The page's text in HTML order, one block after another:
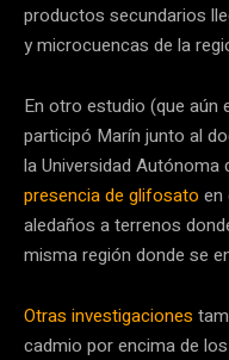
productos secundarios
y microcuencas de la
En otro estudio (que aún
participó Marín junto al
la Universidad Autónoma
presencia de glifosato en
aledaños a terrenos
misma región donde se
Otras investigaciones
cadmio por encima de